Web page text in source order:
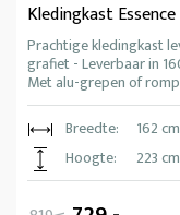
Kledingkast Essence
Prachtige kledingkast
grafiet - Leverbaar in
Met alu-grepen of
Breedte:
162
Hoogte:
223 cm